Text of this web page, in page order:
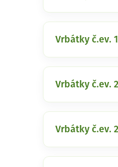
Vrbátky č.ev.
Vrbátky č.ev.
Vrbátky č.ev.